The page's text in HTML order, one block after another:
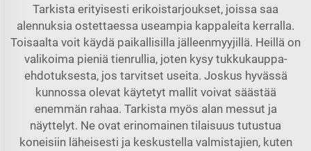
Tarkista erityisesti erikoistarjoukset, joissa saa
alennuksia ostettaessa useampia kappaleita kerralla.
Toisaalta voit käydä paikallisilla jälleenmyyjillä. Heillä on
valikoima pieniä tienrullia, joten kysy tukkukauppa-
ehdotuksesta, jos tarvitset useita. Joskus hyvässä
kunnossa olevat käytetyt mallit voivat säästää
enemmän rahaa. Tarkista myös alan messut ja
näyttelyt. Ne ovat erinomainen tilaisuus tutustua
koneisiin läheisesti ja keskustella valmistajien, kuten